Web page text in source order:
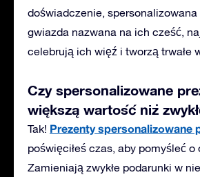
doświadczenie,
gwiazda nazwana na ich cześć,
celebrują ich więź i tworzą trwałe
Czy spersonalizowane
większą wartość niż
Tak! Prezenty spersonalizowane
poświęciłeś czas, aby pomyśleć o
Zamieniają zwykłe podarunki w